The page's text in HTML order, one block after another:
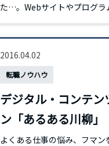
た…。Webサイトやプログ
2016.04.02
転職ノウハウ
デジタル・コンテ
ン「あるある川柳」
よくある仕事の悩み、フマ